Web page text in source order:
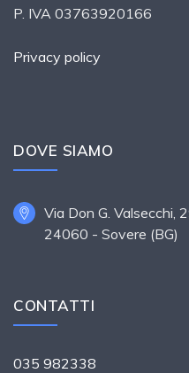
P. IVA 03763920166
Privacy policy
DOVE SIAMO
Via Don G. Valsecchi,
24060 - Sovere (BG)
CONTATTI
035 982338